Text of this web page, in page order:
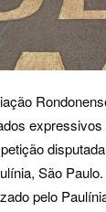
São Paulo.
pelo